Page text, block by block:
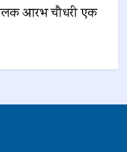
आरभ चौधरी एक